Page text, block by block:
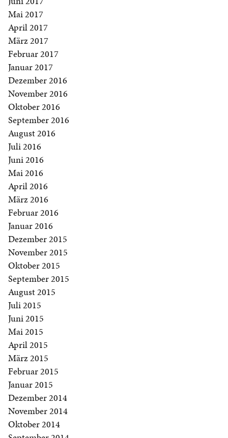
Mai 2017
April 2017
März 2017
Februar 2017
Januar 2017
Dezember 2016
November 2016
Oktober 2016
September 2016
August 2016
Juli 2016
Juni 2016
Mai 2016
April 2016
März 2016
Februar 2016
Januar 2016
Dezember 2015
November 2015
Oktober 2015
September 2015
August 2015
Juli 2015
Juni 2015
Mai 2015
April 2015
März 2015
Februar 2015
Januar 2015
Dezember 2014
November 2014
Oktober 2014